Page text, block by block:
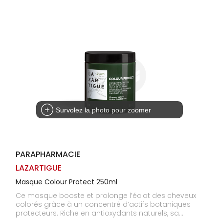
Survolez la photo pour zoomer
PARAPHARMACIE
LAZARTIGUE
Masque Colour Protect 250ml
Ce masque booste et prolonge l’éclat des cheveux
colorés grâce à un concentré d’actifs botaniques
protecteurs. Riche en antioxydants naturels, sa